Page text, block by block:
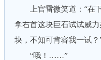
上官雷微笑道：“在下
拿右首这块巨石试试威
块，不知可肯容我一试？
“哦！……”